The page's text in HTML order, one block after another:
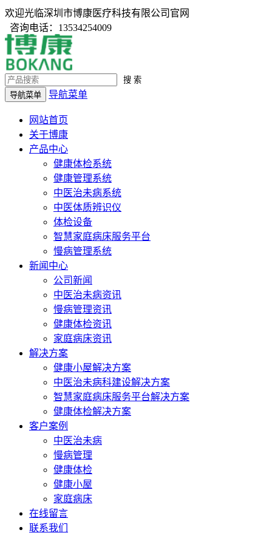
欢迎光临深圳市博康医疗科技有限公司官网
咨询电话：13534254009
搜 索
导航菜单
导航菜单
网站首页
关于博康
产品中心
健康体检系统
健康管理系统
中医治未病系统
中医体质辨识仪
体检设备
智慧家庭病床服务平台
慢病管理系统
新闻中心
公司新闻
中医治未病资讯
慢病管理资讯
健康体检资讯
家庭病床资讯
解决方案
健康小屋解决方案
中医治未病科建设解决方案
智慧家庭病床服务平台解决方案
健康体检解决方案
客户案例
中医治未病
慢病管理
健康体检
健康小屋
家庭病床
在线留言
联系我们